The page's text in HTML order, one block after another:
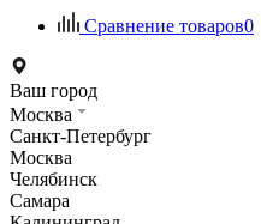
Сравнение товаров0
Ваш город
Москва
Санкт-Петербург
Москва
Челябинск
Самара